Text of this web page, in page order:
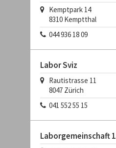
Kemptpark 14
8310 Kemptthal
044 936 18 09
Labor Sviz
Rautistrasse 11
8047 Zürich
041 552 55 15
Laborgemeinschaft 1